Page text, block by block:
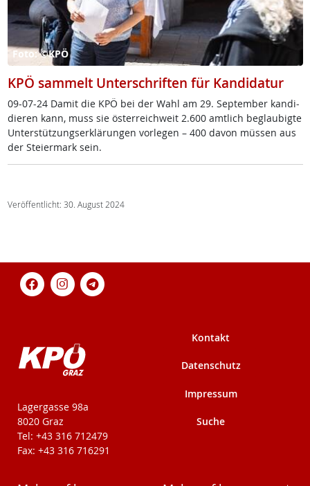
Foto: ©KPÖ
KPÖ sammelt Unterschriften für Kandidatur
09-07-24 Da­mit die KPÖ bei der Wahl am 29. Sep­tem­ber kan­di­
die­ren kann, muss sie ös­t­er­reich­weit 2.600 amt­lich be­glau­big­te
Un­ter­stüt­zung­s­er­klär­un­gen vor­le­gen – 400 da­von müs­sen aus
der Stei­er­mark sein.
Veröffentlicht: 30. August 2024
KPÖ-Steiermark
Lagergasse 98a
8020 Graz
Tel: +43 316 712479
Fax: +43 316 716291
Kontakt
Datenschutz
Impressum
Suche